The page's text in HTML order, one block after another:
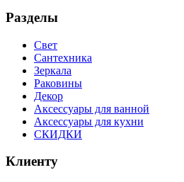
Разделы
Свет
Сантехника
Зеркала
Раковины
Декор
Аксессуары для ванной
Аксессуары для кухни
СКИДКИ
Клиенту